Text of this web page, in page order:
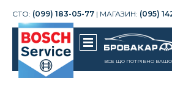
СТО: (099) 183-05-77 | МАГАЗИН: (095)
ВСЕ ЩО ПОТРІБНО